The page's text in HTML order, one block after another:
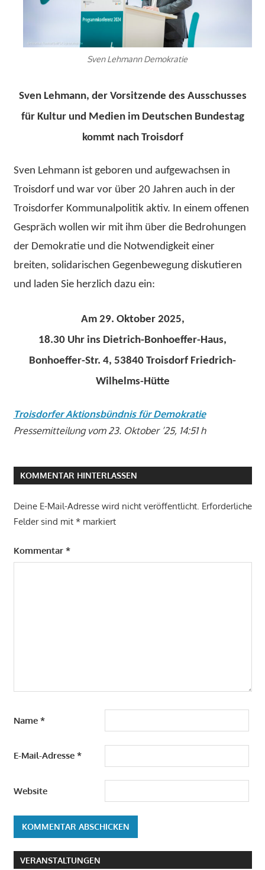
Sven Lehmann Demokratie
Sven Lehmann, der Vorsitzende des Ausschusses
für Kultur und Medien im Deutschen Bundestag
kommt nach Troisdorf
Sven Lehmann ist geboren und aufgewachsen in
Troisdorf und war vor über 20 Jahren auch in der
Troisdorfer Kommunalpolitik aktiv. In einem offenen
Gespräch wollen wir mit ihm über die Bedrohungen
der Demokratie und die Notwendigkeit einer
breiten, solidarischen Gegenbewegung diskutieren
und laden Sie herzlich dazu ein:
Am 29. Oktober 2025,
18.30 Uhr ins Dietrich-Bonhoeffer-Haus,
Bonhoeffer-Str. 4, 53840 Troisdorf Friedrich-
Wilhelms-Hütte
Troisdorfer Aktionsbündnis für Demokratie
Pressemitteilung vom 23. Oktober ’25, 14:51 h
KOMMENTAR HINTERLASSEN
Deine E-Mail-Adresse wird nicht veröffentlicht. Erforderliche
Felder sind mit *markiert
Kommentar *
Name *
E-Mail-Adresse *
Website
VERANSTALTUNGEN